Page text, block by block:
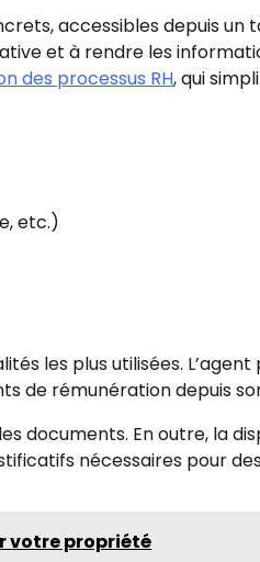
accessibles depuis un
et à rendre les
des processus RH, qui
etc.)
les plus utilisées.
de rémunération depuis
documents. En outre, la
nécessaires pour
votre propriété